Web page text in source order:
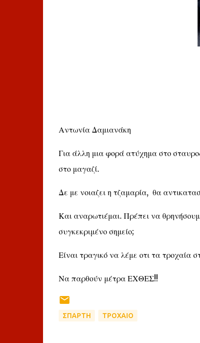
Αντωνία Δαμιανάκη
Για άλλη μια φορά ατύχημα στο
στο μαγαζί.
Δε με νοιαζει η τζαμαρία, θα
Και αναρωτιέμαι. Πρέπει να
συγκεκριμένο σημείο;
Είναι τραγικό να λέμε οτι τα τροχαία
Να παρθούν μέτρα ΕΧΘΕΣ!!
ΣΠΑΡΤΗ ΤΡΟΧΑΙΟ